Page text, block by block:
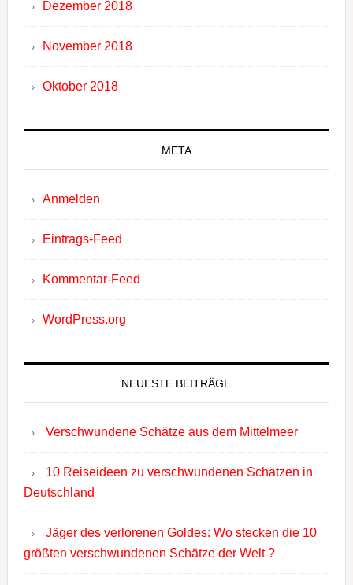
Dezember 2018
November 2018
Oktober 2018
META
Anmelden
Eintrags-Feed
Kommentar-Feed
WordPress.org
NEUESTE BEITRÄGE
Verschwundene Schätze aus dem Mittelmeer
10 Reiseideen zu verschwundenen Schätzen in
Deutschland
Jäger des verlorenen Goldes: Wo stecken die 10
größten verschwundenen Schätze der Welt ?